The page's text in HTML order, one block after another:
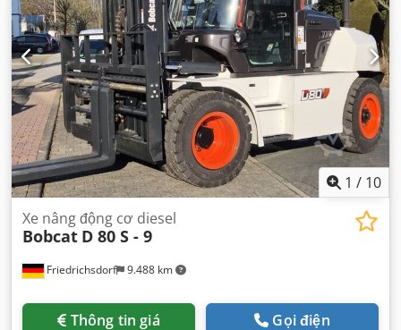
1 / 10
Friedrichsdorf 9.488 km
Xe nâng động cơ diesel
Bobcat D 80 S - 9
Thông tin giá Gọi điện